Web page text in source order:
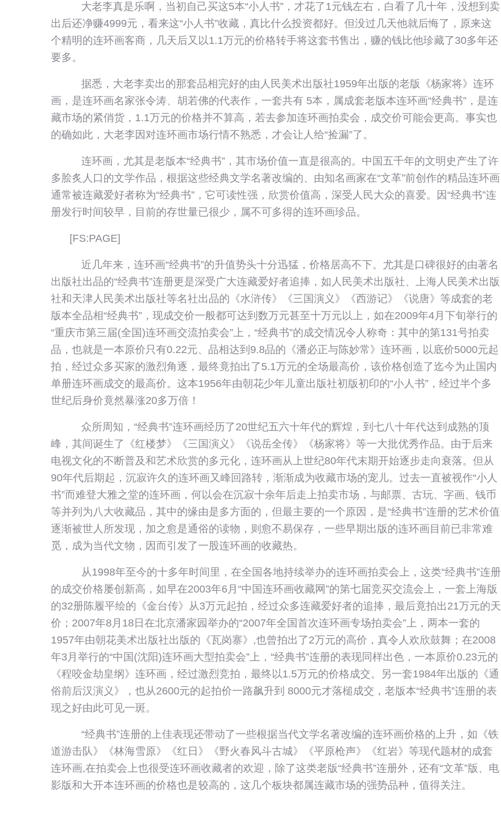
大老李真是乐啊，当初自己买这5本“小人书”，才花了1元钱左右，白看了几十年，没想到卖
出后还净赚4999元，看来这“小人书”收藏，真比什么投资都好。但没过几天他就后悔了，原来这
个精明的连环画客商，几天后又以1.1万元的价格转手将这套书售出，赚的钱比他珍藏了30多年还
要多。
据悉，大老李卖出的那套品相完好的由人民美术出版社1959年出版的老版《杨家将》连环
画，是连环画名家张令涛、胡若佛的代表作，一套共有 5本，属成套老版本连环画“经典书”，是连
藏市场的紧俏货，1.1万元的价格并不算高，若去参加连环画拍卖会，成交价可能会更高。事实也
的确如此，大老李因对连环画市场行情不熟悉，才会让人给“捡漏”了。
连环画，尤其是老版本“经典书”，其市场价值一直是很高的。中国五千年的文明史产生了许
多脍炙人口的文学作品，根据这些经典文学名著改编的、由知名画家在“文革”前创作的精品连环画
通常被连藏爱好者称为“经典书”，它可读性强，欣赏价值高，深受人民大众的喜爱。因“经典书”连
册发行时间较早，目前的存世量已很少，属不可多得的连环画珍品。
[FS:PAGE]
近几年来，连环画“经典书”的升值势头十分迅猛，价格居高不下。尤其是口碑很好的由著名
出版社出品的“经典书”连册更是深受广大连藏爱好者追捧，如人民美术出版社、上海人民美术出版
社和天津人民美术出版社等名社出品的《水浒传》《三国演义》《西游记》《说唐》等成套的老
版本全品相“经典书”，现成交价一般都可达到数万元甚至十万元以上，如在2009年4月下旬举行的
“重庆市第三届(全国)连环画交流拍卖会”上，“经典书”的成交情况令人称奇：其中的第131号拍卖
品，也就是一本原价只有0.22元、品相达到9.8品的《潘必正与陈妙常》连环画，以底价5000元起
拍，经过众多买家的激烈角逐，最终竟拍出了5.1万元的全场最高价，该价格创造了迄今为止国内
单册连环画成交的最高价。这本1956年由朝花少年儿童出版社初版初印的“小人书”，经过半个多
世纪后身价竟然暴涨20多万倍！
众所周知，“经典书”连环画经历了20世纪五六十年代的辉煌，到七八十年代达到成熟的顶
峰，其间诞生了《红楼梦》《三国演义》《说岳全传》《杨家将》等一大批优秀作品。由于后来
电视文化的不断普及和艺术欣赏的多元化，连环画从上世纪80年代末期开始逐步走向衰落。但从
90年代后期起，沉寂许久的连环画又峰回路转，渐渐成为收藏市场的宠儿。过去一直被视作“小人
书”而难登大雅之堂的连环画，何以会在沉寂十余年后走上拍卖市场，与邮票、古玩、字画、钱币
等并列为八大收藏品，其中的缘由是多方面的，但最主要的一个原因，是“经典书”连册的艺术价值
逐渐被世人所发现，加之愈是通俗的读物，则愈不易保存，一些早期出版的连环画目前已非常难
觅，成为当代文物，因而引发了一股连环画的收藏热。
从1998年至今的十多年时间里，在全国各地持续举办的连环画拍卖会上，这类“经典书”连册
的成交价格屡创新高，如早在2003年6月“中国连环画收藏网”的第七届竞买交流会上，一套上海版
的32册陈履平绘的《金台传》从3万元起拍，经过众多连藏爱好者的追捧，最后竟拍出21万元的天
价；2007年8月18日在北京潘家园举办的“2007年全国首次连环画专场拍卖会”上，两本一套的
1957年由朝花美术出版社出版的《瓦岗寨》,也曾拍出了2万元的高价，真令人欢欣鼓舞；在2008
年3月举行的“中国(沈阳)连环画大型拍卖会”上，“经典书”连册的表现同样出色，一本原价0.23元的
《程咬金劫皇纲》连环画，经过激烈竞拍，最终以1.5万元的价格成交。另一套1984年出版的《通
俗前后汉演义》，也从2600元的起拍价一路飙升到 8000元才落槌成交，老版本“经典书”连册的表
现之好由此可见一斑。
“经典书”连册的上佳表现还带动了一些根据当代文学名著改编的连环画价格的上升，如《铁
道游击队》《林海雪原》《红日》《野火春风斗古城》《平原枪声》《红岩》等现代题材的成套
连环画,在拍卖会上也很受连环画收藏者的欢迎，除了这类老版“经典书”连册外，还有“文革”版、电
影版和大开本连环画的价格也是较高的，这几个板块都属连藏市场的强势品种，值得关注。